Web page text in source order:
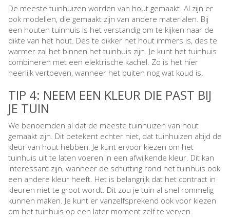
De meeste tuinhuizen worden van hout gemaakt. Al zijn er
ook modellen, die gemaakt zijn van andere materialen. Bij
een houten tuinhuis is het verstandig om te kijken naar de
dikte van het hout. Des te dikker het hout immers is, des te
warmer zal het binnen het tuinhuis zijn. Je kunt het tuinhuis
combineren met een elektrische kachel. Zo is het hier
heerlijk vertoeven, wanneer het buiten nog wat koud is.
TIP 4: NEEM EEN KLEUR DIE PAST BIJ
JE TUIN
We benoemden al dat de meeste tuinhuizen van hout
gemaakt zijn. Dit betekent echter niet, dat tuinhuizen altijd de
kleur van hout hebben. Je kunt ervoor kiezen om het
tuinhuis uit te laten voeren in een afwijkende kleur. Dit kan
interessant zijn, wanneer de schutting rond het tuinhuis ook
een andere kleur heeft. Het is belangrijk dat het contract in
kleuren niet te groot wordt. Dit zou je tuin al snel rommelig
kunnen maken. Je kunt er vanzelfsprekend ook voor kiezen
om het tuinhuis op een later moment zelf te verven.